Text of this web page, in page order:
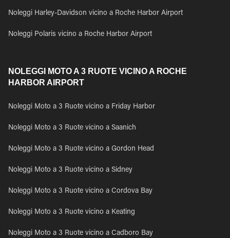
Noleggi Harley-Davidson vicino a Roche Harbor Airport
Noleggi Polaris vicino a Roche Harbor Airport
NOLEGGI MOTO A 3 RUOTE VICINO A ROCHE
HARBOR AIRPORT
Noleggi Moto a 3 Ruote vicino a Friday Harbor
Noleggi Moto a 3 Ruote vicino a Saanich
Noleggi Moto a 3 Ruote vicino a Gordon Head
Noleggi Moto a 3 Ruote vicino a Sidney
Noleggi Moto a 3 Ruote vicino a Cordova Bay
Noleggi Moto a 3 Ruote vicino a Keating
Noleggi Moto a 3 Ruote vicino a Cadboro Bay